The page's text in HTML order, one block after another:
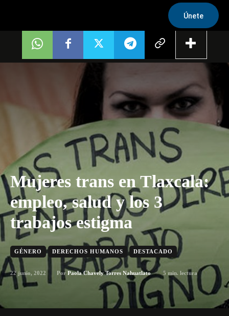
Únete
Mujeres trans en Tlaxcala:
empleo, salud y los 3
trabajos estigma
GÉNERO DERECHOS HUMANOS DESTACADO
22 junio, 2022 Por Paola Chavely Torres Nahuatlato 5 min. lectura